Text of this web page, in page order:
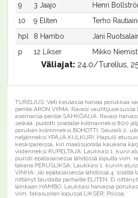
9
3 Jaajo Henri
10
9 Eliten Terho
hpl
8 Hambo Jani
p
12 Likser Mikko
Väliajat: 24.0/Turelius,
TURELIUS: Veti keulassa harvaa porukkaa
perille.ARON VIIMA: Ravasi
asemansa perille.SÄHKÖÄIJÄ: Ravasi
selkää, pudotti siradalle kolmanneksi 800
porukan kolmnneksi.BOHOTTI: Seuraili 2.
neljänneksi.YPÄJÄ KULKURI: Hapuili
keskipareissa, kiri maalisuoralla kaukana
viidenneksi.RUPELTAJA: Laukkasi 1. kurvi
puristi epätasaisessa lähdössä lopulta viim.
takana.PERUSLIKSA: Laukkasi 1. kurvin
VINHA: Jäi epätasaisessa lähdössä 4. sisältä
riittänyt taustalta parhaille.ELITEN: Ei
lainkaan.HAMBO: Laukkasi harvassa
viim. takasuoran lopussa.LIKSER: Poissa.